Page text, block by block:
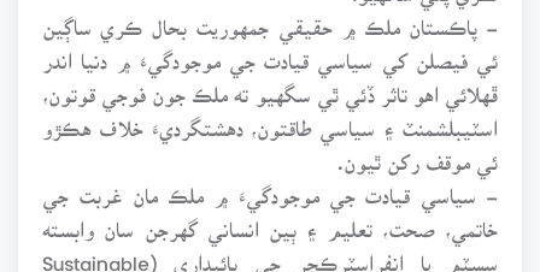
- پاڪستان ملڪ ۾ حقيقي جمهوريت بحال ڪري ساڳين
ئي فيصلن کي سياسي قيادت جي موجودگيءَ ۾ دنيا اندر
ڦهلائي اهو تاثر ڏئي ٿي سگهيو ته ملڪ جون فوجي قوتون،
اسٽيبلشمنٽ ۽ سياسي طاقتون، دهشتگرديءَ خلاف هڪڙو
ئي موقف رکن ٿيون.
- سياسي قيادت جي موجودگيءَ ۾ ملڪ مان غربت جي
خاتمي، صحت، تعليم ۽ ٻين انساني گهرجن سان وابسته